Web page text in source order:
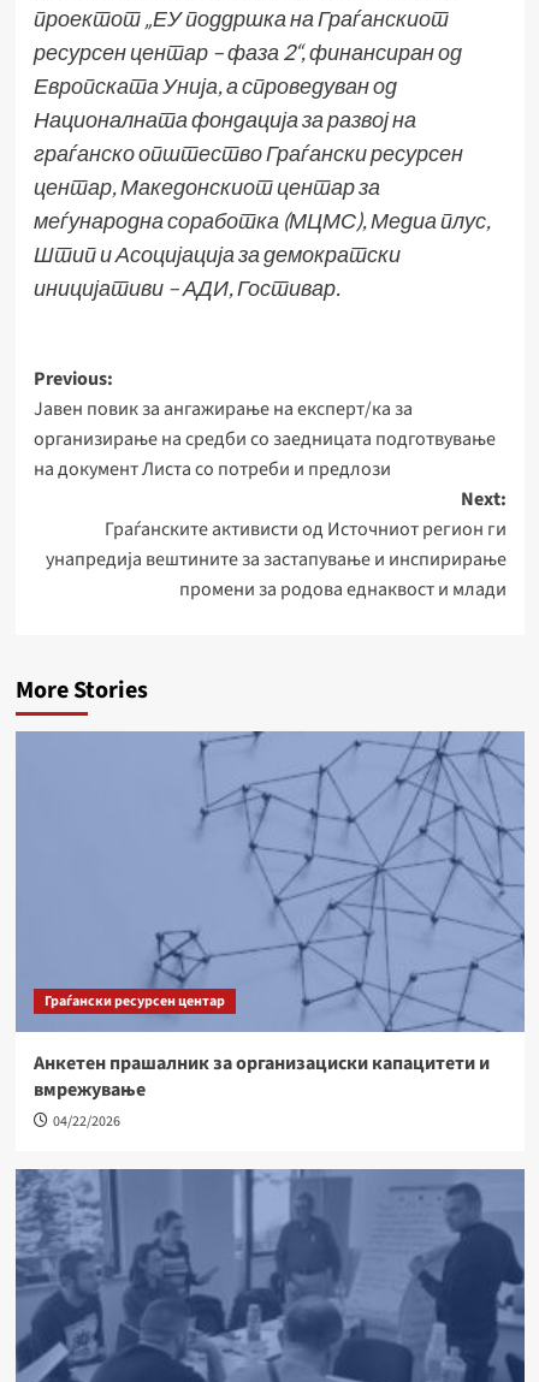
проектот „ЕУ поддршка на Граѓанскиот
ресурсен центар – фаза 2“, финансиран од
Европската Унија, а спроведуван од
Националната фондација за развој на
граѓанско општество Граѓански ресурсен
центар, Македонскиот центар за
меѓународна соработка (МЦМС), Медиа плус,
Штип и Асоцијација за демократски
иницијативи – АДИ, Гостивар.
Post
navigation
Previous:
Јавен повик за ангажирање на експерт/ка за
организирање на средби со заедницата подготвување
на документ Листа со потреби и предлози
Next:
Граѓанските активисти од Источниот регион ги
унапредија вештините за застапување и инспирирање
промени за родова еднаквост и млади
More Stories
Граѓански ресурсен центар
Анкетен прашалник за организациски капацитети и
вмрежување
04/22/2026